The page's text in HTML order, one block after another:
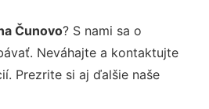
Čunovo? S nami sa o
Neváhajte a kontaktujte
Prezrite si aj ďalšie naše